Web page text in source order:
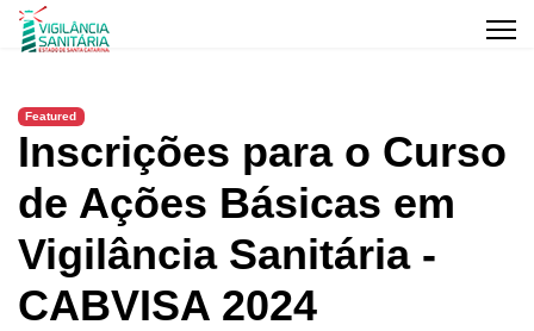
Featured
Inscrições para o Curso
de Ações Básicas em
Vigilância Sanitária -
CABVISA 2024